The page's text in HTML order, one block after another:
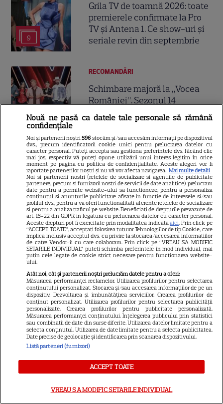
9
Grila TV de toamnă 2026: toate
premierele confirmate la Pro
TV și Antena 1. Ce show-uri și
seriale revin din septembrie
4
RECOMANDĂRI
Schimbare majoră la „Vocea
României”. Sezonul 14
introduce Butonul „A doua
șansă” și un avantaj pentru
Pavel Bartoș
7
RECOMANDĂRI
MasterChef România revine
cu sezonul 11. Gina Pistol
anunță un sezon „dus la un alt
nivel”
12
VEDETE STRĂINE
Angélique Boyer, la 15 ani de la
„Teresa”: cum arată azi actrița
care a cucerit România
3
TELEVIZIUNE
„Îmi este frică de Nea Mărin,
vedete intră în noua ediție
întrecere”
Nouă ne pasă ca datele tale personale să rămână
confidențiale
Noi și partenerii noștri596 stocăm și/sau accesăm informații pe dispozitivul
dvs., precum identificatorii cookie unici pentru prelucrarea datelor cu
caracter personal. Puteți accepta sau gestiona preferințele dvs. făcând clic
mai jos, respectiv vă puteți opune utilizării unui interes legitim în orice
moment pe pagina cu politica de confidențialitate. Aceste alegeri vor fi
raportate partenerilor noștri și nu vă vor afecta navigarea. Mai multe detalii
Noi si partenerii nostri (retelele de socializare si agentiile de publicitate
partenere, precum si furnizorii nostri de servicii de date analitice) prelucram
date pentru a permite website-ului sa functioneze, pentru a personaliza
continutul si anunturile publicitare afisate in functie de interesele si/sau
profilul dvs., pentru a va oferi functionalitati aferente retelelor de socializare
si pentru a analiza traficul pe website. Beneficiati de drepturile prevazute de
art. 15-22 din GDPR in legatura cu prelucrarea datelor cu caracter personal.
Aceste drepturi pot fi exercitate prin modalitatea indicataaici. Prin click pe
“ACCEPT TOATE”, acceptati folosirea tuturor Tehnologiilor de tip Cookie, care
implica inclusiv acceptul dvs. cu privire la stocarea/accesarea informatiilor
de catre Vendor-ii cu care colaboram. Prin click pe “VREAU SA MODIFIC
SETARILE INDIVIDUAL” puteti schimba preferintele in mod individual, mai
putin cele legate de cookie strict necesare pentru functionarea website-
ului.
Atât noi, cât și partenerii noștri prelucrăm datele pentru a oferi:
Măsurarea performanței reclamelor. Utilizarea profilurilor pentru selectarea
conținutului personalizat. Stocarea și/sau accesarea informațiilor de pe un
dispozitiv. Dezvoltarea și îmbunătățirea serviciilor. Crearea profilurilor de
conținut personalizat. Utilizarea profilurilor pentru selectarea publicității
personalizate. Crearea profilurilor pentru publicitate personalizată.
Măsurarea performanței conținutului. Înțelegerea publicului prin statistici
sau combinații de date din surse diferite. Utilizarea datelor limitate pentru a
selecta conținutul. Utilizarea de date limitate pentru a selecta publicitatea.
Date precise de geolocație și identificarea prin scanarea dispozitivului.
Listă parteneri (furnizori)
ACCEPT TOATE
VREAU SA MODIFIC SETARILE INDIVIDUAL